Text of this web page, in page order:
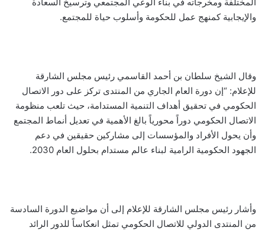
والإيجابية كمنهج عمل للحكومة وأسلوب حياة للمجتمع.
وقال الشيخ سلطان بن أحمد القاسمي رئيس مجلس الشارقة
للإعلام: “إن دورة العام الجاري من المنتدى تركز على دور الاتصال
الحكومي في تحقيق أهداف التنمية المستدامة، حيث تلعب منظومة
الاتصال الحكومي دوراً محورياً بالغ الأهمية في تعديل أنماط المجتمع
وأن يحول الأفراد والمؤسسات إلى مشاركين حقيقين في دعم
الجهود الحكومية الرامية لبناء عالم مستدام بحلول العام 2030.
وأشار رئيس مجلس الشارقة للإعلام إلى أن مواضيع الدورة السادسة
من المنتدى الدولي للاتصال الحكومي تمثل انعكاساً للدور الرائد